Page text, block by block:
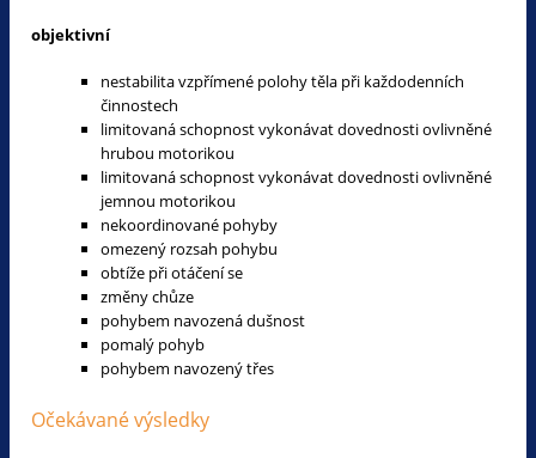
objektivní
nestabilita vzpřímené polohy těla při každodenních
činnostech
limitovaná schopnost vykonávat dovednosti ovlivněné
hrubou motorikou
limitovaná schopnost vykonávat dovednosti ovlivněné
jemnou motorikou
nekoordinované pohyby
omezený rozsah pohybu
obtíže při otáčení se
změny chůze
pohybem navozená dušnost
pomalý pohyb
pohybem navozený třes
Očekávané výsledky